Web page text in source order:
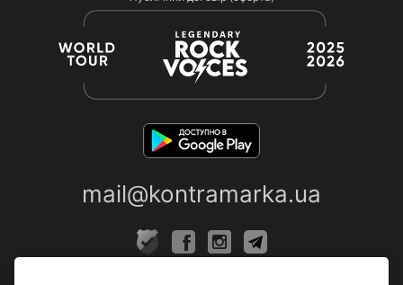
mail@kontramarka.ua